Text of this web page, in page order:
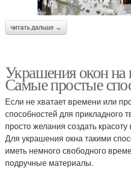
читать дальше →
Украшения окон на
Самые простые
Если не хватает времени или
способностей для прикладного
просто желания создать
Для украшения окна такими
иметь немного свободного
подручные материалы.